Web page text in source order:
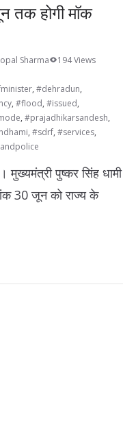
तक होगी मॉक
Sharma
194 Views
,#dehradun,
,#flood,#issued,
,#prajadhikarsandesh,
,#sdrf,#services,
पुष्कर सिंह धामी
30 जून को राज्य के